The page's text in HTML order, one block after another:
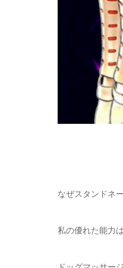
なぜスタンドネ
私の優れた能力